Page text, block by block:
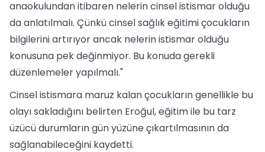
anaokulundan itibaren nelerin cinsel istismar olduğu
da anlatılmalı. Çünkü cinsel sağlık eğitimi çocukların
bilgilerini artırıyor ancak nelerin istismar olduğu
konusuna pek değinmiyor. Bu konuda gerekli
düzenlemeler yapılmalı."
Cinsel istismara maruz kalan çocukların genellikle bu
olayı sakladığını belirten Eroğul, eğitim ile bu tarz
üzücü durumların gün yüzüne çıkartılmasının da
sağlanabileceğini kaydetti.